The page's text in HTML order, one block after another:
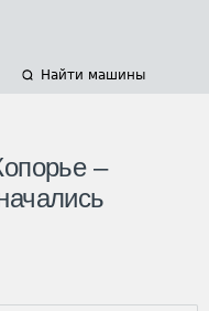
Найти машины
–